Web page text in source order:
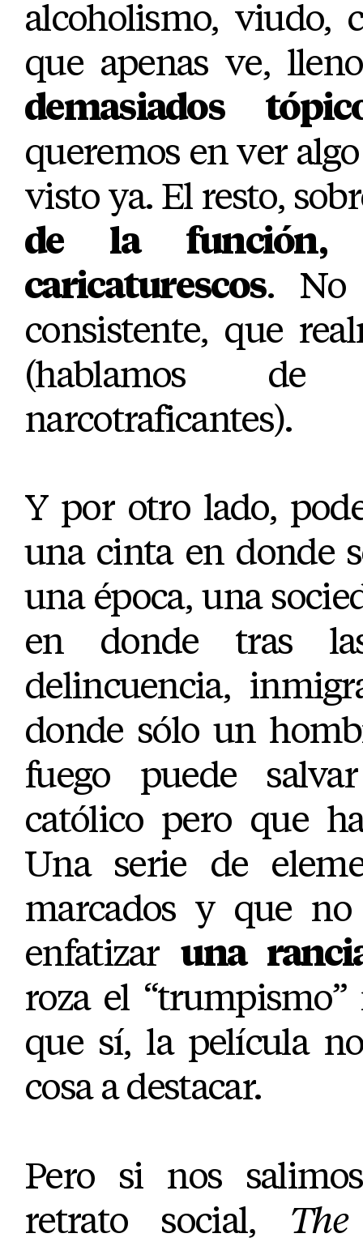
alcoholismo, viudo,
que apenas ve,
demasiados
queremos en ver
visto ya. El resto,
de la función,
caricaturescos. No
consistente, que
(hablamos
narcotraficantes).
Y por otro lado,
una cinta en donde
una época, una
en donde tras
delincuencia,
donde sólo un
fuego puede
católico pero que
Una serie de
marcados y que
enfatizar una
roza el
que sí, la película
cosa a destacar.
Pero si nos
retrato social,